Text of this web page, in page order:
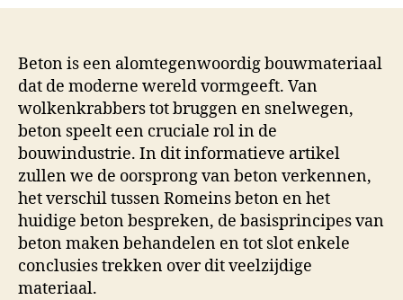
Beton is een alomtegenwoordig bouwmateriaal
dat de moderne wereld vormgeeft. Van
wolkenkrabbers tot bruggen en snelwegen,
beton speelt een cruciale rol in de
bouwindustrie. In dit informatieve artikel
zullen we de oorsprong van beton verkennen,
het verschil tussen Romeins beton en het
huidige beton bespreken, de basisprincipes van
beton maken behandelen en tot slot enkele
conclusies trekken over dit veelzijdige
materiaal.